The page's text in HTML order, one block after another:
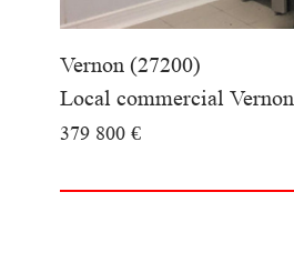
Vernon (27200)
Local commercial Vernon
379 800 €